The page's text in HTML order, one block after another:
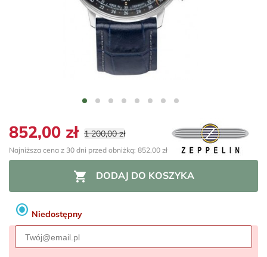
852,00 zł 1 200,00 zł
Najniższa cena z 30 dni przed obniżką: 852,00 zł
 DODAJ DO KOSZYKA
radio_button_checked Niedostępny